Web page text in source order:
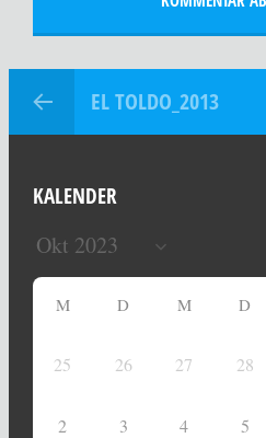
EL TOLDO_2013
KALENDER
M D M D
25 26 27 28
2 3 4 5